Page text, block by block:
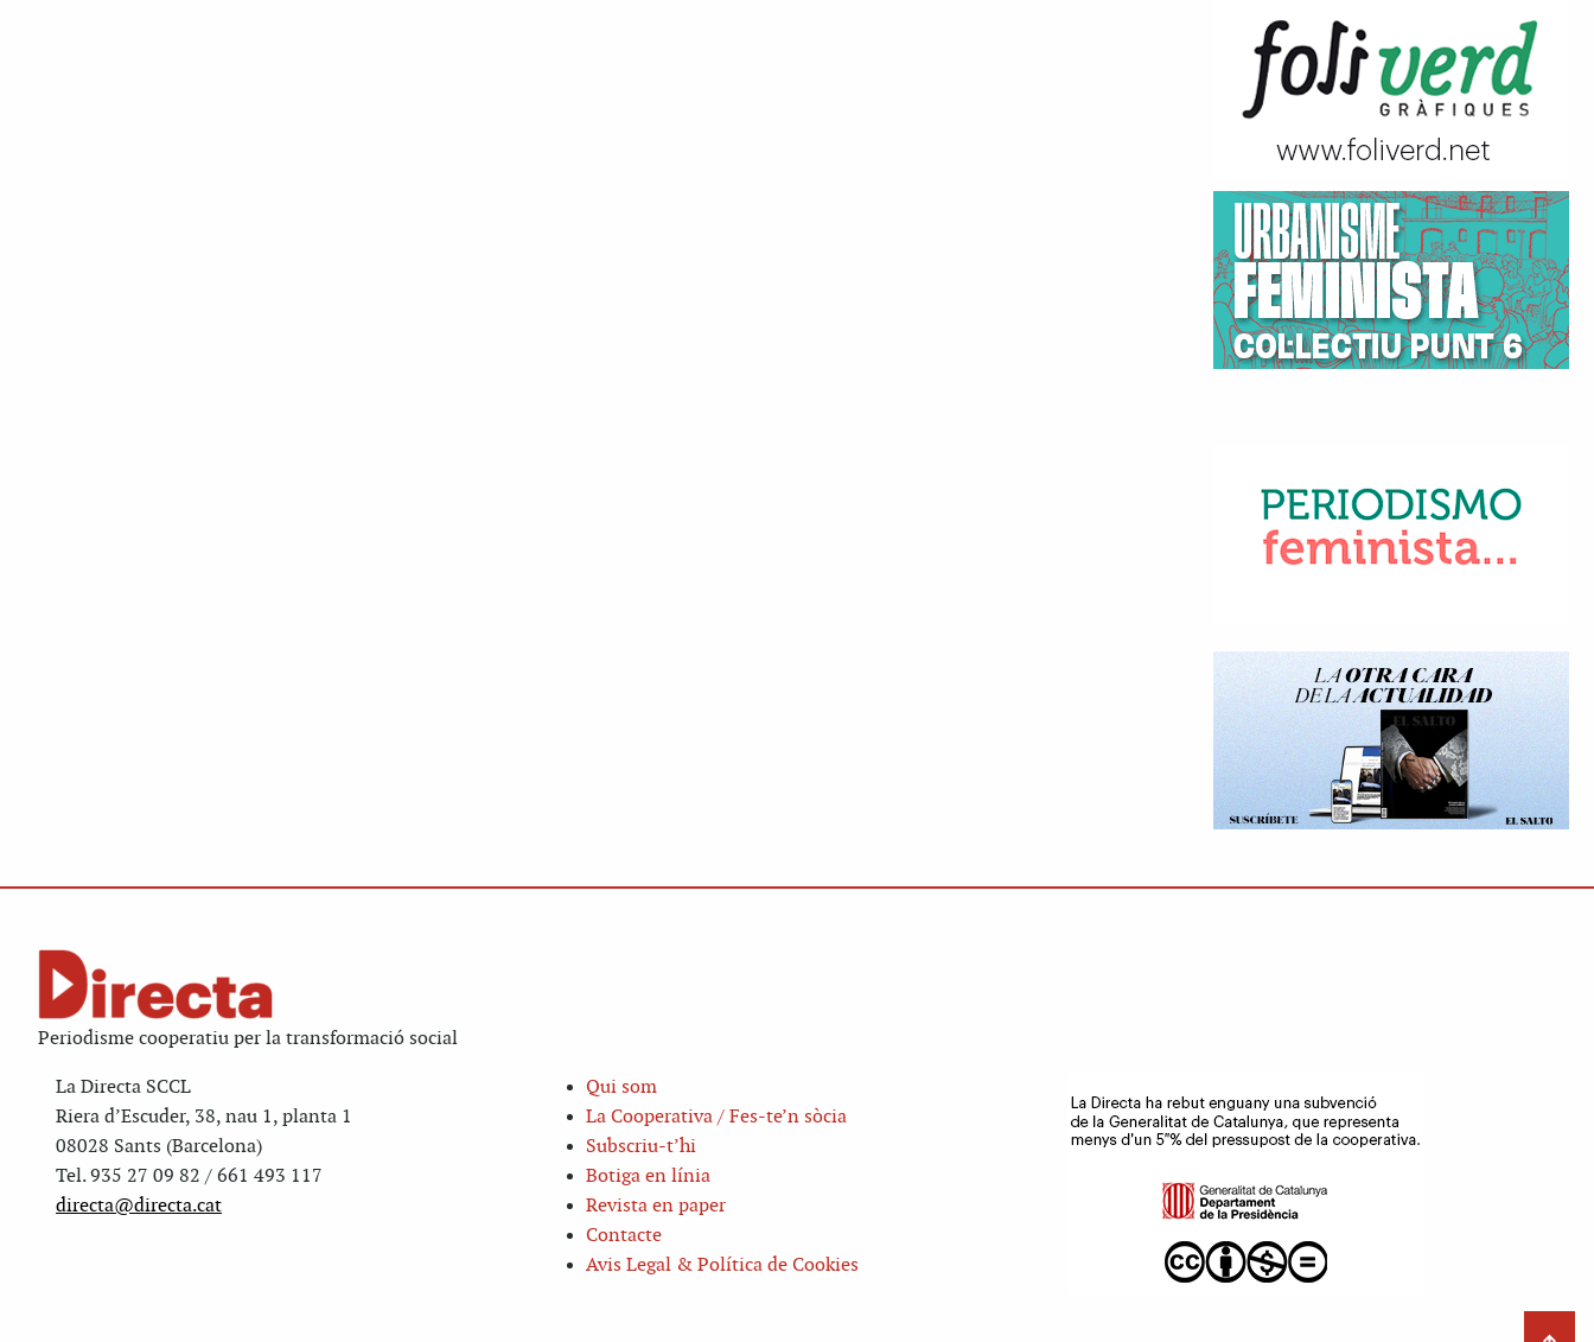
Periodisme cooperatiu per la transformació social
La Directa SCCL
Riera d’Escuder, 38, nau 1, planta 1
08028 Sants (Barcelona)
Tel. 935 27 09 82 / 661 493 117
directa@directa.cat
Qui som
La Cooperativa / Fes-te’n sòcia
Subscriu-t’hi
Botiga en línia
Revista en paper
Contacte
Avis Legal & Política de Cookies